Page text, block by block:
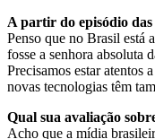
A partir do episódio das
Penso que no Brasil está
fosse a senhora absoluta
Precisamos estar atentos
novas tecnologias têm
Qual sua avaliação
Acho que a mídia